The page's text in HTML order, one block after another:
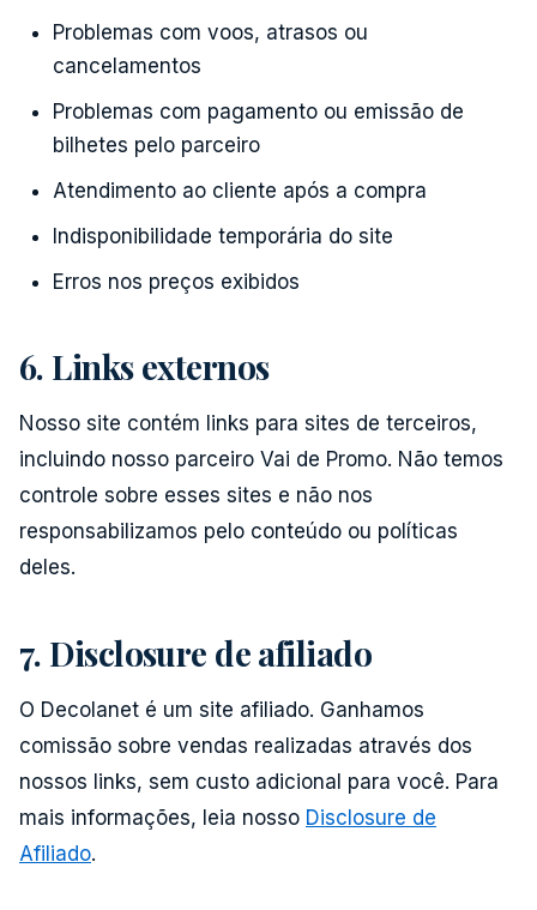
Problemas com voos, atrasos ou
cancelamentos
Problemas com pagamento ou emissão de
bilhetes pelo parceiro
Atendimento ao cliente após a compra
Indisponibilidade temporária do site
Erros nos preços exibidos
6. Links externos
Nosso site contém links para sites de terceiros,
incluindo nosso parceiro Vai de Promo. Não temos
controle sobre esses sites e não nos
responsabilizamos pelo conteúdo ou políticas
deles.
7. Disclosure de afiliado
O Decolanet é um site afiliado. Ganhamos
comissão sobre vendas realizadas através dos
nossos links, sem custo adicional para você. Para
mais informações, leia nosso Disclosure de
Afiliado.